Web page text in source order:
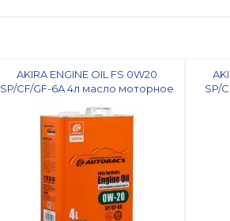
AKIRA ENGINE OIL FS 0W20
SP/CF/GF-6A 4л масло моторное
SP/